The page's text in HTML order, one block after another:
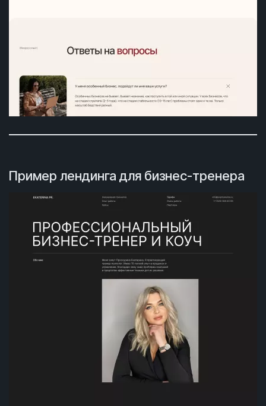
Пример лендинга для бизнес-тренера